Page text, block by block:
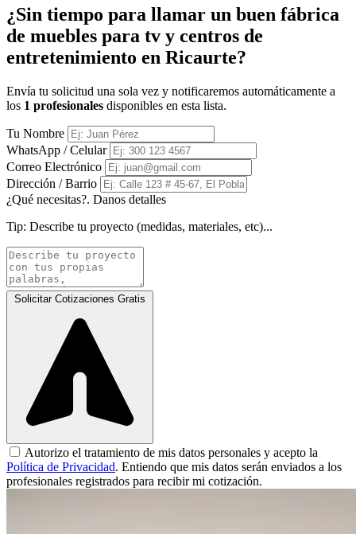
¿Sin tiempo para llamar un buen fábrica
de muebles para tv y centros de
entretenimiento en Ricaurte?
Envía tu solicitud una sola vez y notificaremos automáticamente a
los 1 profesionales disponibles en esta lista.
Tu Nombre
WhatsApp / Celular
Correo Electrónico
Dirección / Barrio
¿Qué necesitas?. Danos detalles
Tip: Describe tu proyecto (medidas, materiales, etc)...
Solicitar Cotizaciones Gratis
Autorizo el tratamiento de mis datos personales y acepto la
Política de Privacidad. Entiendo que mis datos serán enviados a los
profesionales registrados para recibir mi cotización.